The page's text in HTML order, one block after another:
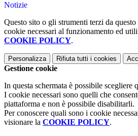
Notizie
Questo sito o gli strumenti terzi da
cookie necessari al funzionamento ed
COOKIE POLICY.
Personalizza Rifiuta tutti i cookies
Gestione cookie
In questa schermata è possibile scegliere
I cookie necessari sono quelli che
piattaforma e non è possibile disabilitarli.
Per conoscere quali sono i cookie
visionare la COOKIE POLICY.